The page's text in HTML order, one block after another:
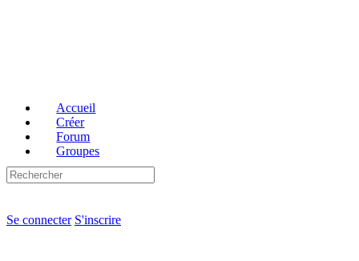
Accueil
Créer
Forum
Groupes
Options
Se connecter S'inscrire
Recherche
pour: